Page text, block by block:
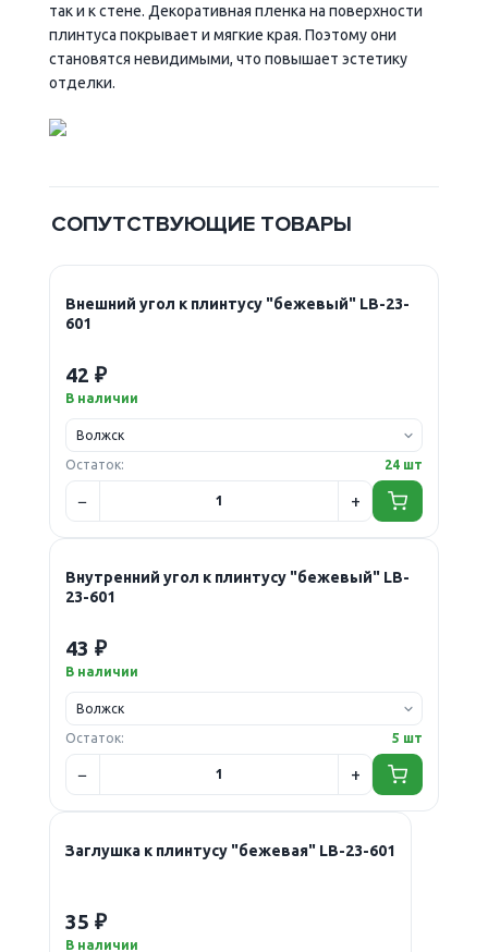
так и к стене. Декоративная пленка на поверхности
плинтуса покрывает и мягкие края. Поэтому они
становятся невидимыми, что повышает эстетику
отделки.
СОПУТСТВУЮЩИЕ ТОВАРЫ
Внешний угол к плинтусу "бежевый" LB-23-
601
42 ₽
В наличии
Остаток: 24 шт
Внутренний угол к плинтусу "бежевый" LB-
23-601
43 ₽
В наличии
Остаток: 5 шт
Заглушка к плинтусу "бежевая" LB-23-601
35 ₽
В наличии